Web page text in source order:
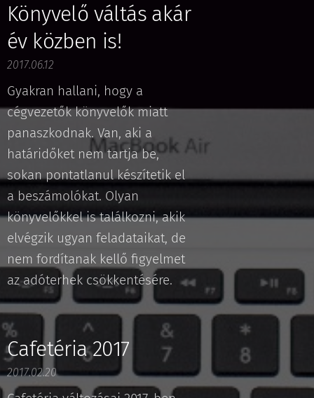
Könyvelő váltás akár
év közben is!
2017.06.12
Gyakran hallani, hogy a
cégvezetők könyvelők miatt
panaszkodnak. Van, aki a
határidőket nem tartja be,
sokan pontatlanul készítetik el
a beszámolókat. Olyan
könyvelőkkel is találkozni, akik
elvégzik ugyan feladataikat, de
nem fordítanak kellő figyelmet
az adóterhek csökkentésére.
Cafetéria 2017
2017.02.20